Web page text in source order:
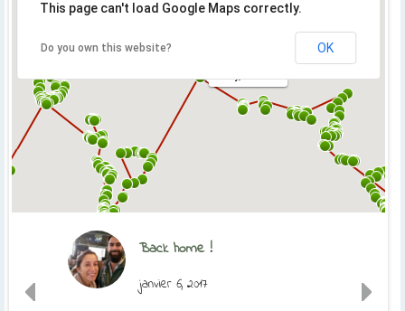
This page can't load Google Maps correctly.
Do you own this website? OK
Back home !
janvier 6, 2017